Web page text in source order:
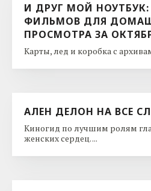
И ДРУГ МОЙ
ФИЛЬМОВ ДЛЯ
ПРОСМОТРА ЗА
Карты, лед и коробка с
АЛЕН ДЕЛОН НА ВСЕ
Киногид по лучшим ролям
женских сердец. ...